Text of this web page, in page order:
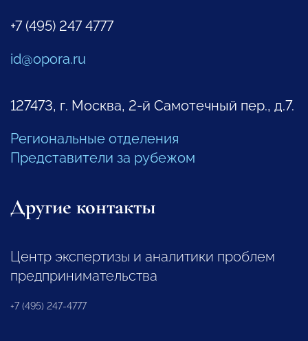
+7 (495) 247 4777
id@opora.ru
127473, г. Москва, 2-й Самотечный пер., д.7.
Региональные отделения
Представители за рубежом
Другие контакты
Центр экспертизы и аналитики проблем
предпринимательства
+7 (495) 247-4777